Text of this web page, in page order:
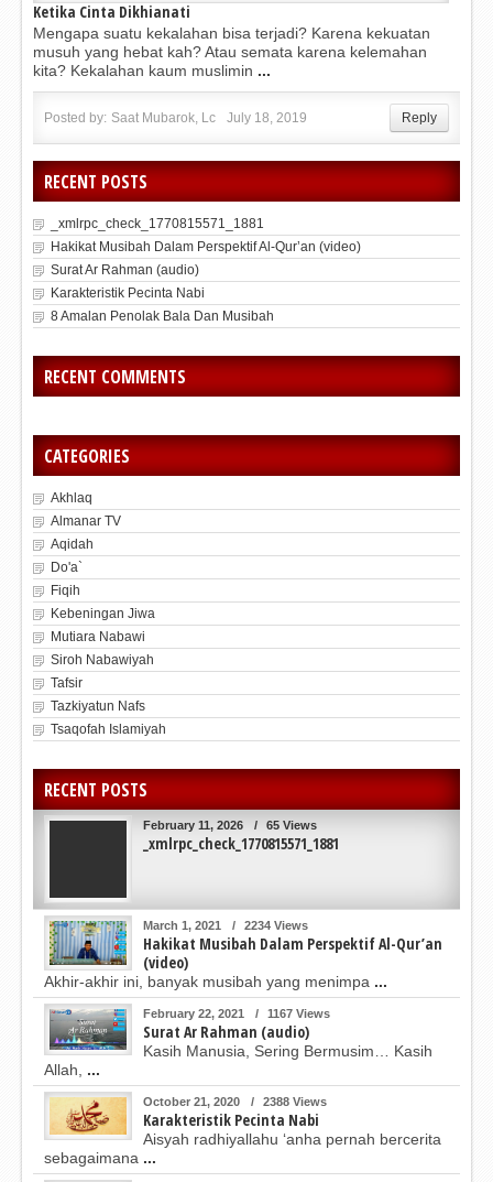
Ketika Cinta Dikhianati
Mengapa suatu kekalahan bisa terjadi? Karena kekuatan
musuh yang hebat kah? Atau semata karena kelemahan
kita? Kekalahan kaum muslimin ...
Posted by: Saat Mubarok, Lc July 18, 2019 Reply
RECENT POSTS
_xmlrpc_check_1770815571_1881
Hakikat Musibah Dalam Perspektif Al-Qur’an (video)
Surat Ar Rahman (audio)
Karakteristik Pecinta Nabi
8 Amalan Penolak Bala Dan Musibah
RECENT COMMENTS
CATEGORIES
Akhlaq
Almanar TV
Aqidah
Do'a`
Fiqih
Kebeningan Jiwa
Mutiara Nabawi
Siroh Nabawiyah
Tafsir
Tazkiyatun Nafs
Tsaqofah Islamiyah
RECENT POSTS
February 11, 2026 / 65 Views
_xmlrpc_check_1770815571_1881
March 1, 2021 / 2234 Views
Hakikat Musibah Dalam Perspektif Al-Qur’an
(video)
Akhir-akhir ini, banyak musibah yang menimpa ...
February 22, 2021 / 1167 Views
Surat Ar Rahman (audio)
Kasih Manusia, Sering Bermusim… Kasih
Allah, ...
October 21, 2020 / 2388 Views
Karakteristik Pecinta Nabi
Aisyah radhiyallahu ‘anha pernah bercerita
sebagaimana ...